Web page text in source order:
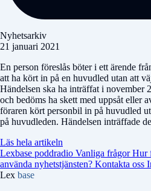
Nyhetsarkiv
21 januari 2021
En person föreslås böter i ett ärende
att ha kört in på en huvudled utan att
Händelsen ska ha inträffat i november
och bedöms ha skett med uppsåt eller
föraren kört personbil in på huvudled
på huvudleden. Händelsen inträffade
Läs hela artikeln
Lexbase poddradio Vanliga frågorHur
använda nyhetstjänsten? Kontakta oss
Lex base